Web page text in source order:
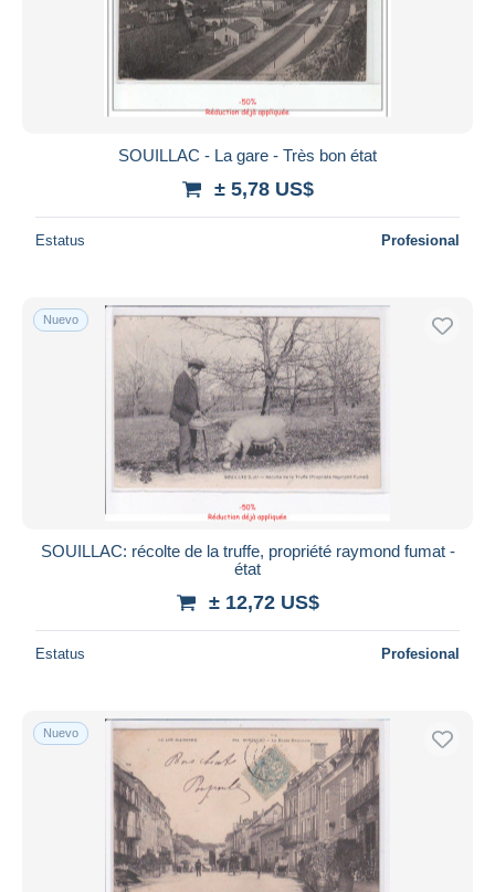
SOUILLAC - La gare - Très bon état
± 5,78 US$
Estatus Profesional
Nuevo
SOUILLAC: récolte de la truffe, propriété raymond fumat -
état
± 12,72 US$
Estatus Profesional
Nuevo